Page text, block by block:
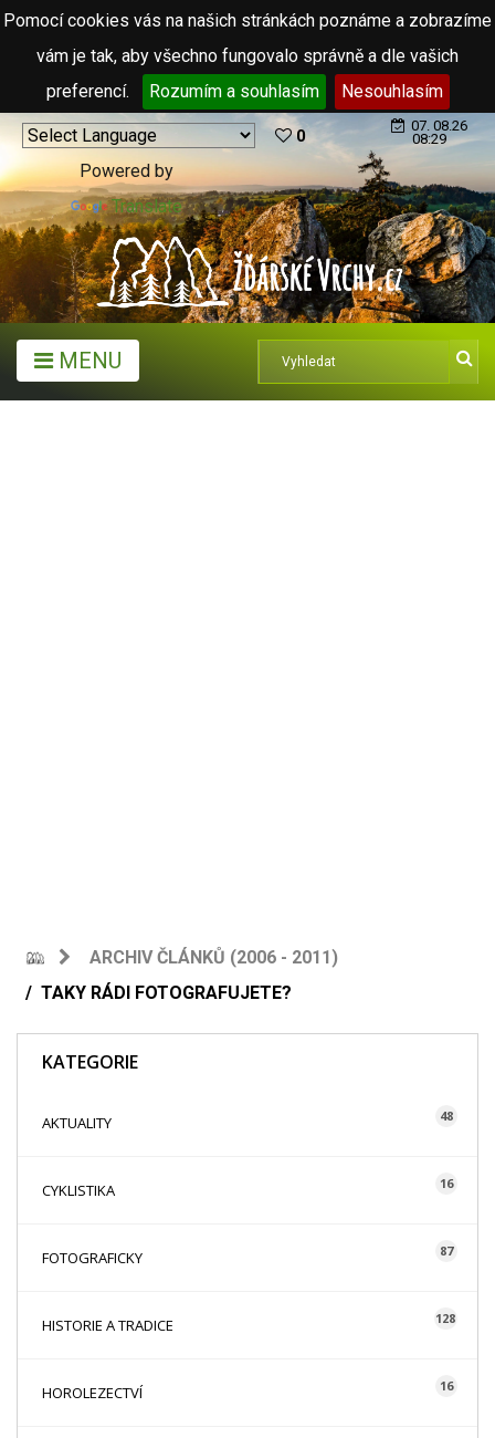
Pomocí cookies vás na našich stránkách poznáme a zobrazíme
vám je tak, aby všechno fungovalo správně a dle vašich
preferencí.
Rozumím a souhlasím Nesouhlasím
Powered by
Translate
0
07. 08.26
08:29
MENU
ARCHIV ČLÁNKŮ (2006 - 2011)
TAKY RÁDI FOTOGRAFUJETE?
KATEGORIE
AKTUALITY 48
CYKLISTIKA 16
FOTOGRAFICKY 87
HISTORIE A TRADICE 128
HOROLEZECTVÍ 16